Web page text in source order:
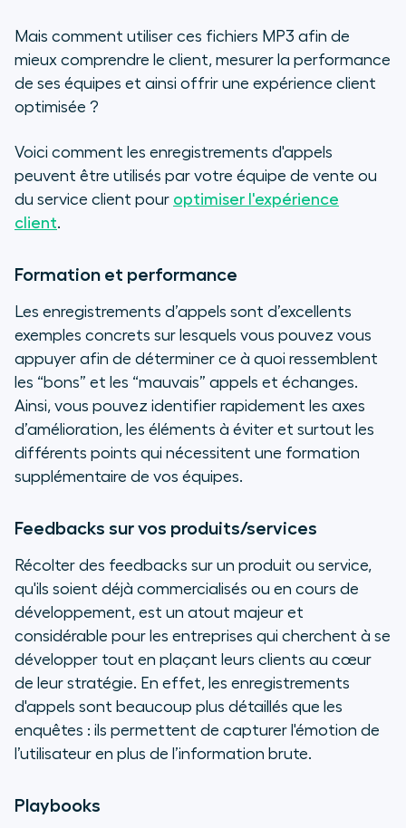
Mais comment utiliser ces fichiers MP3 afin de
mieux comprendre le client, mesurer la performance
de ses équipes et ainsi offrir une expérience client
optimisée ?
Voici comment les enregistrements d'appels
peuvent être utilisés par votre équipe de vente ou
du service client pour optimiser l'expérience
client.
Formation et performance
Les enregistrements d’appels sont d’excellents
exemples concrets sur lesquels vous pouvez vous
appuyer afin de déterminer ce à quoi ressemblent
les “bons” et les “mauvais” appels et échanges.
Ainsi, vous pouvez identifier rapidement les axes
d’amélioration, les éléments à éviter et surtout les
différents points qui nécessitent une formation
supplémentaire de vos équipes.
Feedbacks sur vos produits/services
Récolter des feedbacks sur un produit ou service,
qu'ils soient déjà commercialisés ou en cours de
développement, est un atout majeur et
considérable pour les entreprises qui cherchent à se
développer tout en plaçant leurs clients au cœur
de leur stratégie. En effet, les enregistrements
d'appels sont beaucoup plus détaillés que les
enquêtes : ils permettent de capturer l'émotion de
l’utilisateur en plus de l’information brute.
Playbooks